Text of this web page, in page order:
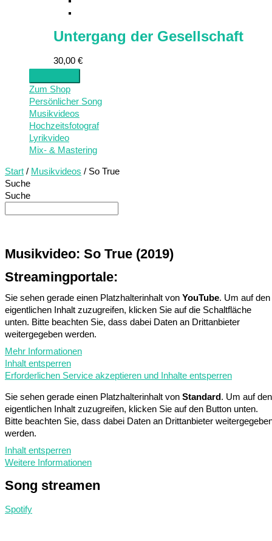
Untergang der Gesellschaft
30,00 €
Zum Shop
Persönlicher Song
Musikvideos
Hochzeitsfotograf
Lyrikvideo
Mix- & Mastering
Start / Musikvideos / So True
Suche
Suche
Musikvideo: So True (2019)
Streamingportale:
Sie sehen gerade einen Platzhalterinhalt von YouTube. Um auf den
eigentlichen Inhalt zuzugreifen, klicken Sie auf die Schaltfläche
unten. Bitte beachten Sie, dass dabei Daten an Drittanbieter
weitergegeben werden.
Mehr Informationen
Inhalt entsperren
Erforderlichen Service akzeptieren und Inhalte entsperren
Sie sehen gerade einen Platzhalterinhalt von Standard . Um auf den
eigentlichen Inhalt zuzugreifen, klicken Sie auf den Button unten.
Bitte beachten Sie, dass dabei Daten an Drittanbieter
werden.
Inhalt entsperren
Weitere Informationen
Song streamen
Spotify